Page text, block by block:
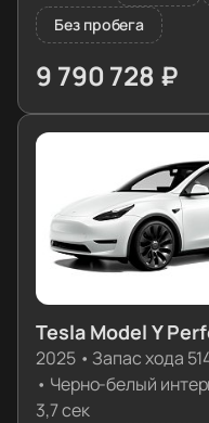
Без пробега
9 790 728 ₽
≈ 99 115€
Tesla Model Y
2025• Запас хода
• Черно-белый
3,7 сек